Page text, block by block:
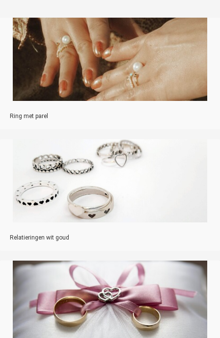
Ring met parel
Relatieringen wit goud